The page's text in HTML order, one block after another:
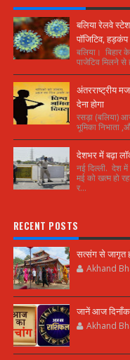
बलिया रेलवे
पॉजिटिव, हड़कंप
बलिया। बिहार
पाजेटिव मिलने से
अंतरराष्ट्रीय
देना होगा
रसड़ा (बलिया)
भूमिका निभाता
देशभर में बढ़ा
नई दिल्ली. देश
मई को खत्म हो
र...
RECENT POSTS
सत्संग से जागृत
Akhand
जानें आज
Akhand